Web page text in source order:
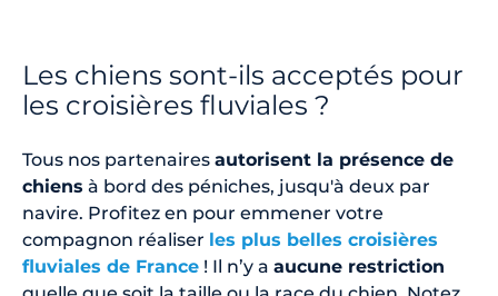
Les chiens sont-ils acceptés pour
les croisières fluviales ?
Tous nos partenaires autorisent la présence de
chiens à bord des péniches, jusqu'à deux par
navire. Profitez en pour emmener votre
compagnon réaliser les plus belles croisières
fluviales de France ! Il n’y a aucune restriction